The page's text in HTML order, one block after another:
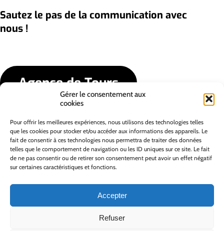
Gérer le consentement aux
cookies
Pour offrir les meilleures expériences, nous utilisons des technologies telles
que les cookies pour stocker et/ou accéder aux informations des appareils. Le
fait de consentir à ces technologies nous permettra de traiter des données
telles que le comportement de navigation ou les ID uniques sur ce site. Le fait
de ne pas consentir ou de retirer son consentement peut avoir un effet négatif
sur certaines caractéristiques et fonctions.
Accepter
Refuser
Sautez le pas de la communication avec
nous !
Agence de Tours
Agence de Vannes